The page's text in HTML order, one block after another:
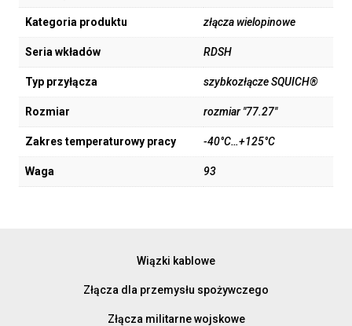
Kategoria produktu złącza wielopinowe
Seria wkładów RDSH
Typ przyłącza szybkozłącze SQUICH®
Rozmiar rozmiar "77.27"
Zakres temperaturowy pracy -40°C…+125°C
Waga 93
Wiązki kablowe
Złącza dla przemysłu spożywczego
Złącza militarne wojskowe